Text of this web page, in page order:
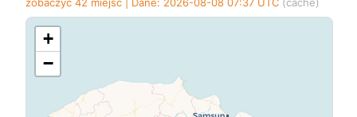
zobaczyć 42 miejsc | Dane: 2026-08-08 07:37 UTC (cache)
+
−